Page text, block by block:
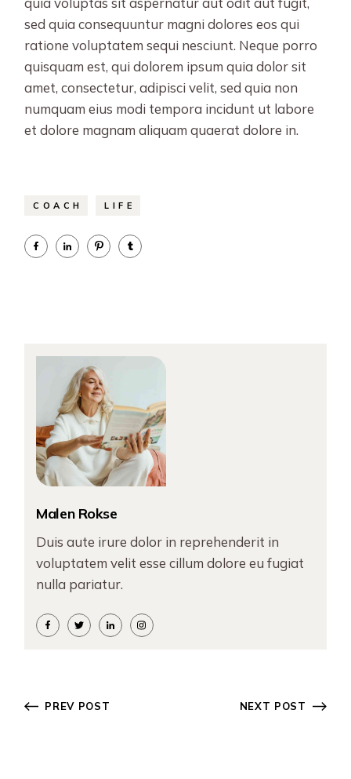
sed quia consequuntur magni dolores eos qui
ratione voluptatem sequi nesciunt. Neque porro
quisquam est, qui dolorem ipsum quia dolor sit
amet, consectetur, adipisci velit, sed quia non
numquam eius modi tempora incidunt ut labore
et dolore magnam aliquam quaerat dolore in.
COACH LIFE
Malen Rokse
Duis aute irure dolor in reprehenderit in
voluptatem velit esse cillum dolore eu fugiat
nulla pariatur.
PREV POST NEXT POST